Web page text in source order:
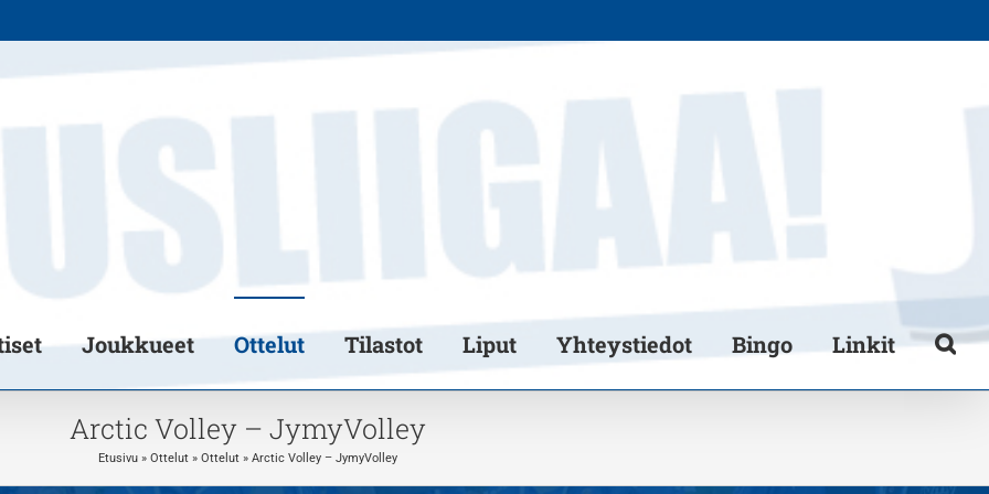
Joukkueet Ottelut Tilastot Liput Yhteystiedot Bingo Linkit
Arctic Volley – JymyVolley
Etusivu» Ottelut» Ottelut» Arctic Volley – JymyVolley